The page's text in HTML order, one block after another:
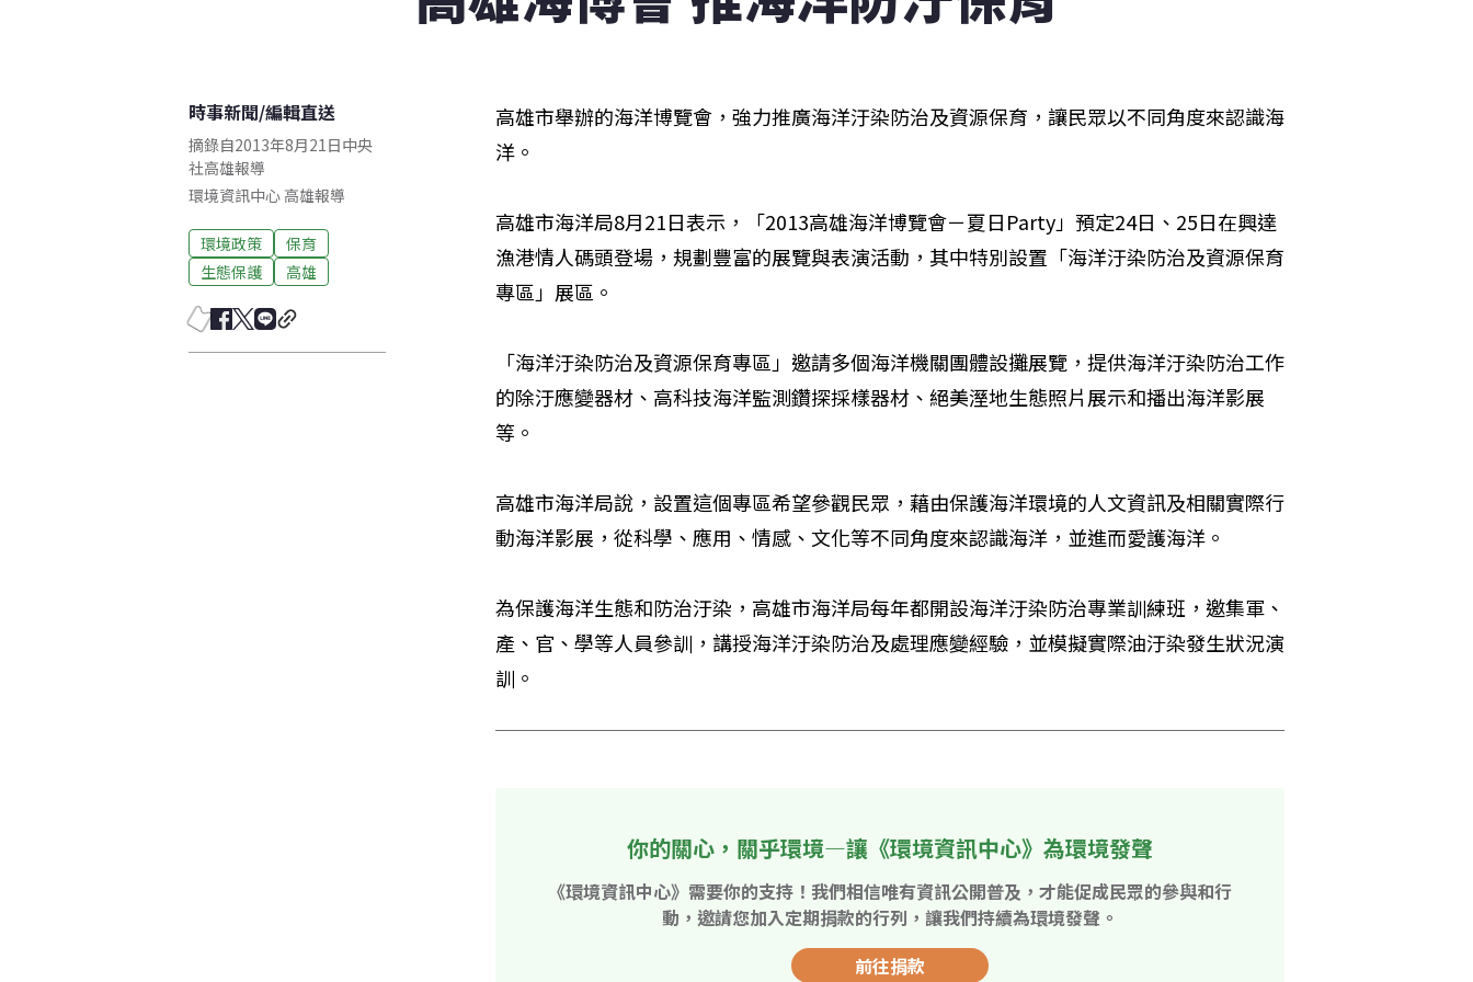
時事新聞/編輯直送
摘錄自2013年8月21日中央
社高雄報導
環境資訊中心 高雄報導
環境政策
保育
生態保護
高雄
高雄市舉辦的海洋博覽會，強力推廣海洋汙染防治及資源保育，讓民眾以不同角度來認識海
洋。
高雄市海洋局8月21日表示，「2013高雄海洋博覽會－夏日Party」預定24日、25日在興達
漁港情人碼頭登場，規劃豐富的展覽與表演活動，其中特別設置「海洋汙染防治及資源保育
專區」展區。
「海洋汙染防治及資源保育專區」邀請多個海洋機關團體設攤展覽，提供海洋汙染防治工作
的除汙應變器材、高科技海洋監測鑽探採樣器材、絕美溼地生態照片展示和播出海洋影展
等。
高雄市海洋局說，設置這個專區希望參觀民眾，藉由保護海洋環境的人文資訊及相關實際行
動海洋影展，從科學、應用、情感、文化等不同角度來認識海洋，並進而愛護海洋。
為保護海洋生態和防治汙染，高雄市海洋局每年都開設海洋汙染防治專業訓練班，邀集軍、
產、官、學等人員參訓，講授海洋汙染防治及處理應變經驗，並模擬實際油汙染發生狀況演
訓。
你的關心，關乎環境—讓《環境資訊中心》為環境發聲
《環境資訊中心》需要你的支持！我們相信唯有資訊公開普及，才能促成民眾的參與和行
動，邀請您加入定期捐款的行列，讓我們持續為環境發聲。
前往捐款